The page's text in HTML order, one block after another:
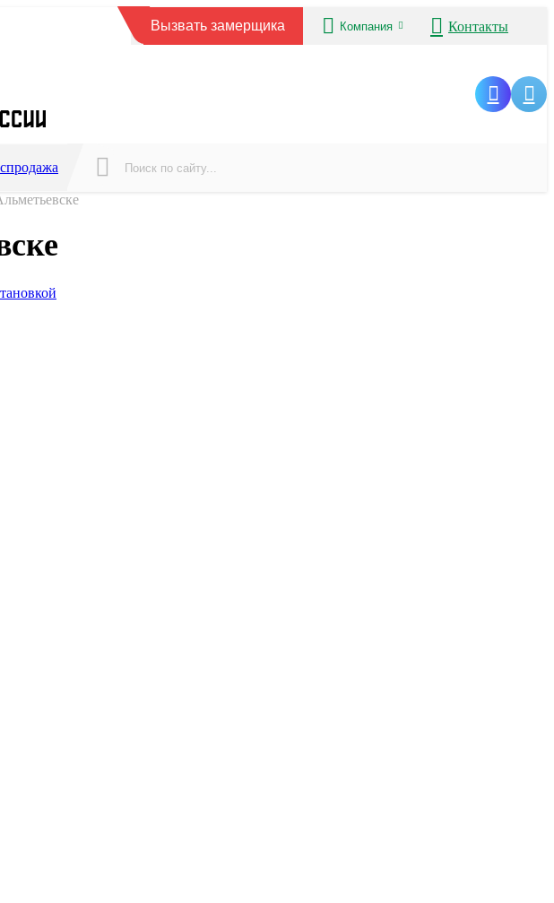
Вызвать замерщика Компания Контакты